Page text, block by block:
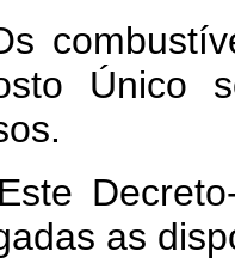
Único
as